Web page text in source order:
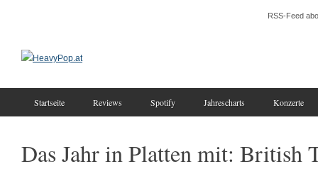
RSS-Feed
Startseite Reviews Spotify Jahrescharts Konzerte
Das Jahr in Platten mit: British